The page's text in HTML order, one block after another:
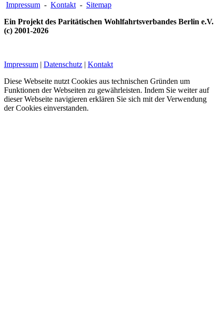
Impressum - Kontakt - Sitemap
Ein Projekt des Paritätischen Wohlfahrtsverbandes Berlin e.V.
(c) 2001-2026
Impressum | Datenschutz | Kontakt
Diese Webseite nutzt Cookies aus technischen Gründen um
Funktionen der Webseiten zu gewährleisten. Indem Sie weiter auf
dieser Webseite navigieren erklären Sie sich mit der Verwendung
der Cookies einverstanden.